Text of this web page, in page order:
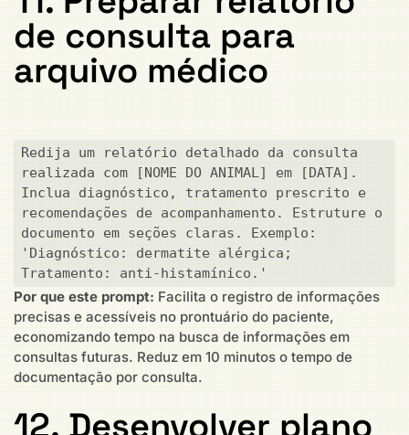
de consulta para
arquivo médico
Redija um relatório detalhado da consulta
realizada com [NOME DO ANIMAL] em [DATA].
Inclua diagnóstico, tratamento prescrito e
recomendações de acompanhamento. Estruture o
documento em seções claras. Exemplo:
'Diagnóstico: dermatite alérgica;
Tratamento: anti-histamínico.'
Por que este prompt: Facilita o registro de informações
precisas e acessíveis no prontuário do paciente,
economizando tempo na busca de informações em
consultas futuras. Reduz em 10 minutos o tempo de
documentação por consulta.
12. Desenvolver plano